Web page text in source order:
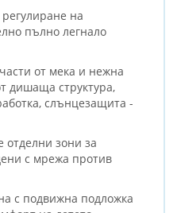
на
пълно легнало
от мека и нежна
дишаща структура,
слънцезащита -
отделни зони за
с мрежа против
с подвижна подложка